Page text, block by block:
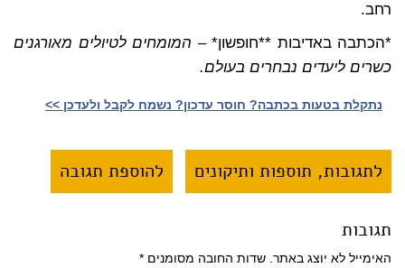
רחב.
*הכתבה באדיבות **חופשון* – המומחים לטיולים מאורגנים
כשרים ליעדים נבחרים בעולם.
נתקלת בטעות בכתבה? חוסר עדכון? נשמח לקבל ולעדכן >>‎
לתגובות, תוספות ותיקונים להוספת תגובה
תגובות
האימייל לא יוצג באתר. שדות החובה מסומנים *